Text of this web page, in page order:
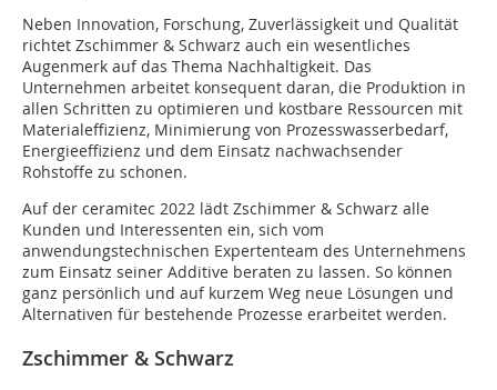
Neben Innovation, Forschung, Zuverlässigkeit und Qualität
richtet Zschimmer & Schwarz auch ein wesentliches
Augenmerk auf das Thema Nachhaltigkeit. Das
Unternehmen arbeitet konsequent daran, die Produktion in
allen Schritten zu optimieren und kostbare Ressourcen mit
Materialeffizienz, Minimierung von Prozesswasserbedarf,
Energieeffizienz und dem Einsatz nachwachsender
Rohstoffe zu schonen.
Auf der ceramitec 2022 lädt Zschimmer & Schwarz alle
Kunden und Interessenten ein, sich vom
anwendungstechnischen Expertenteam des Unternehmens
zum Einsatz seiner Additive beraten zu lassen. So können
ganz persönlich und auf kurzem Weg neue Lösungen und
Alternativen für bestehende Prozesse erarbeitet werden.
Zschimmer & Schwarz